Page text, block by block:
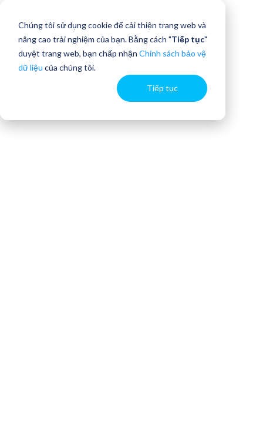
Chúng tôi sử dụng cookie để cải thiện trang web và
nâng cao trải nghiệm của bạn. Bằng cách "Tiếp tục"
duyệt trang web, bạn chấp nhận Chính sách bảo vệ
dữ liệu của chúng tôi.
Tiếp tục